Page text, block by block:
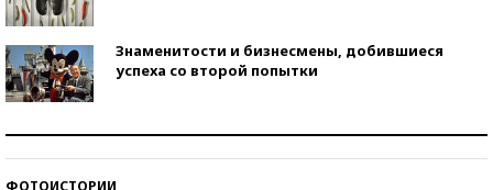
Знаменитости и бизнесмены, добившиеся
успеха со второй попытки
ФОТОИСТОРИИ